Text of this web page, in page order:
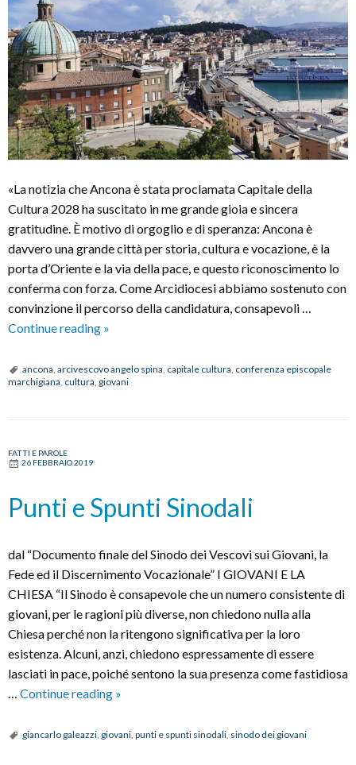
«La notizia che Ancona è stata proclamata Capitale della
Cultura 2028 ha suscitato in me grande gioia e sincera
gratitudine. È motivo di orgoglio e di speranza: Ancona è
davvero una grande città per storia, cultura e vocazione, è la
porta d’Oriente e la via della pace, e questo riconoscimento lo
conferma con forza. Come Arcidiocesi abbiamo sostenuto con
convinzione il percorso della candidatura, consapevoli …
Continue reading Ancona
della
Cultura,
un
lavoro
speranza»
»
ancona, arcivescovo angelo spina, capitale cultura, conferenza episcopale
marchigiana, cultura, giovani
FATTI E PAROLE
26 FEBBRAIO 2019
Punti e Spunti Sinodali
dal “Documento finale del Sinodo dei Vescovi sui Giovani, la
Fede ed il Discernimento Vocazionale” I GIOVANI E LA
CHIESA “Il Sinodo è consapevole che un numero consistente di
giovani, per le ragioni più diverse, non chiedono nulla alla
Chiesa perché non la ritengono significativa per la loro
esistenza. Alcuni, anzi, chiedono espressamente di essere
lasciati in pace, poiché sentono la sua presenza come fastidiosa
… Continue reading Punti
Spunti
»
giancarlo galeazzi, giovani, punti e spunti sinodali, sinodo dei giovani